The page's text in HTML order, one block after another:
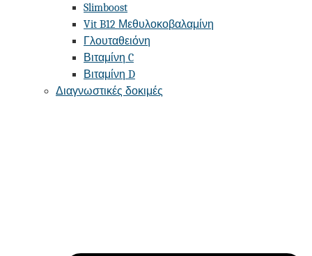
Slimboost
Vit B12 Μεθυλοκοβαλαμίνη
Γλουταθειόνη
Βιταμίνη C
Βιταμίνη D
Διαγνωστικές δοκιμές